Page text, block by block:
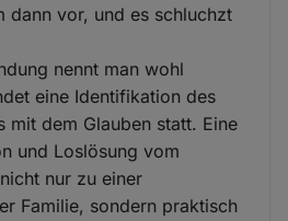
dann vor, und es schluchzt
nennt man wohl
eine Identifikation des
mit dem Glauben statt. Eine
und Loslösung vom
nur zu einer
Familie, sondern praktisch